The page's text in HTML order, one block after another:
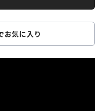
お気に入り